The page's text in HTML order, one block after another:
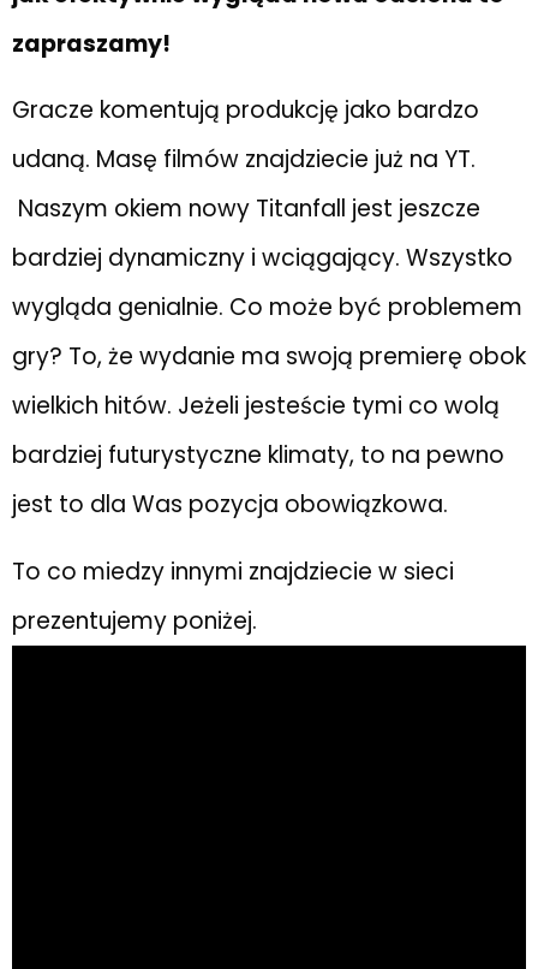
zapraszamy!
Gracze komentują produkcję jako bardzo
udaną. Masę filmów znajdziecie już na YT.
Naszym okiem nowy Titanfall jest jeszcze
bardziej dynamiczny i wciągający. Wszystko
wygląda genialnie. Co może być problemem
gry? To, że wydanie ma swoją premierę obok
wielkich hitów. Jeżeli jesteście tymi co wolą
bardziej futurystyczne klimaty, to na pewno
jest to dla Was pozycja obowiązkowa.
To co miedzy innymi znajdziecie w sieci
prezentujemy poniżej.